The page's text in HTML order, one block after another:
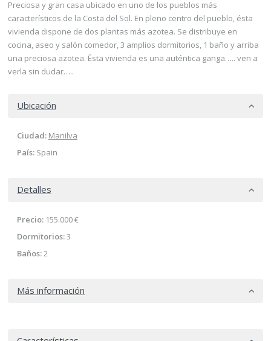
Preciosa y gran casa ubicado en uno de los pueblos más
característicos de la Costa del Sol. En pleno centro del pueblo, ésta
vivienda dispone de dos plantas más azotea. Se distribuye en
cocina, aseo y salón comedor, 3 amplios dormitorios, 1 baño y arriba
una preciosa azotea. Ésta vivienda es una auténtica ganga….. ven a
verla sin dudar…..
Ubicación
Ciudad: Manilva
País: Spain
Detalles
Precio: 155.000 €
Dormitorios:3
Baños:2
Más información